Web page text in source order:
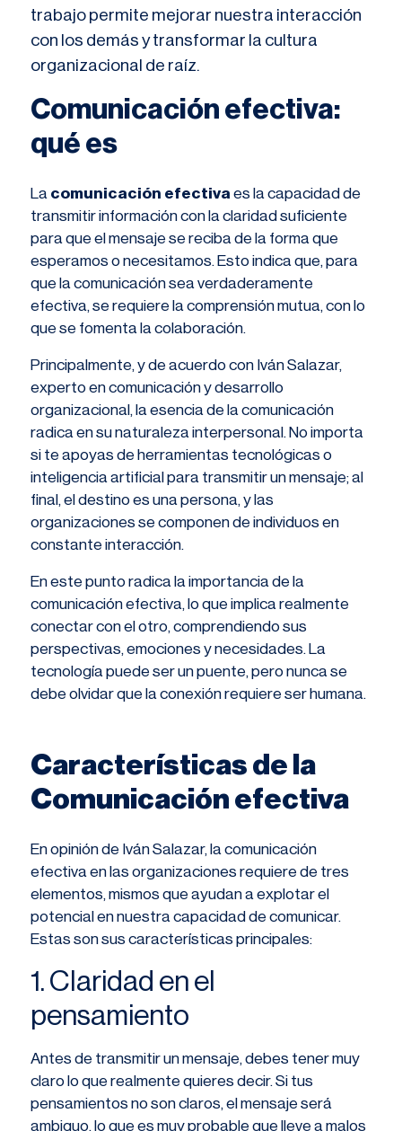
trabajo permite mejorar nuestra interacción
con los demás y transformar la cultura
organizacional de raíz.
Comunicación efectiva:
qué es
La comunicación efectiva es la capacidad de
transmitir información con la claridad suficiente
para que el mensaje se reciba de la forma que
esperamos o necesitamos. Esto indica que, para
que la comunicación sea verdaderamente
efectiva, se requiere la comprensión mutua, con lo
que se fomenta la colaboración.
Principalmente, y de acuerdo con Iván Salazar,
experto en comunicación y desarrollo
organizacional, la esencia de la comunicación
radica en su naturaleza interpersonal. No importa
si te apoyas de herramientas tecnológicas o
inteligencia artificial para transmitir un mensaje; al
final, el destino es una persona, y las
organizaciones se componen de individuos en
constante interacción.
En este punto radica la importancia de la
comunicación efectiva, lo que implica realmente
conectar con el otro, comprendiendo sus
perspectivas, emociones y necesidades. La
tecnología puede ser un puente, pero nunca se
debe olvidar que la conexión requiere ser humana.
Características de la
Comunicación efectiva
En opinión de Iván Salazar, la comunicación
efectiva en las organizaciones requiere de tres
elementos, mismos que ayudan a explotar el
potencial en nuestra capacidad de comunicar.
Estas son sus características principales:
1. Claridad en el
pensamiento
Antes de transmitir un mensaje, debes tener muy
claro lo que realmente quieres decir. Si tus
pensamientos no son claros, el mensaje será
ambiguo, lo que es muy probable que lleve a malos